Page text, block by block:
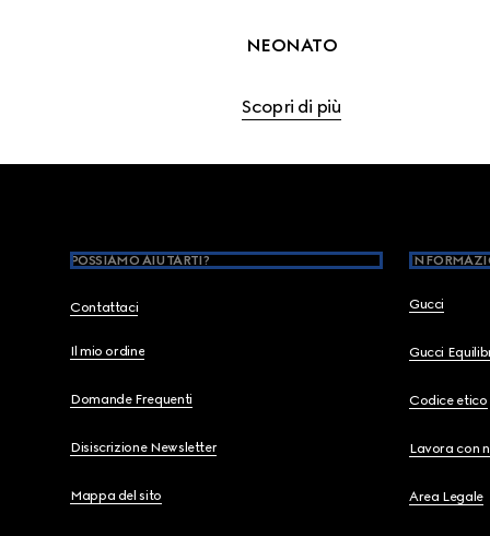
NEONATO
Scopri di più
POSSIAMO AIUTARTI?
Contattaci
Il mio ordine
Domande Frequenti
Disiscrizione Newsletter
Mappa del sito
Gucci
Gucci
Codice etico
Lavora con
Area Legale